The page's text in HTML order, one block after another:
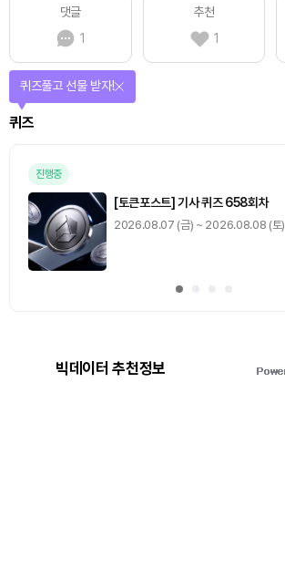
댓글
1
추천
1
퀴즈
퀴즈풀고 선물 받자!
진행중
[토큰포스트] 기사 퀴즈 658회차
2026.08.07 (금) ~ 2026.08.08 (토)
빅데이터 추천정보